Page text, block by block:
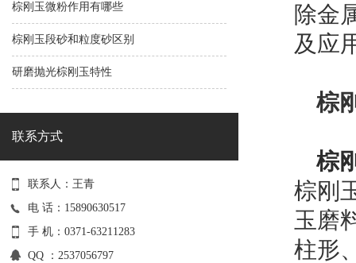
棕刚玉微粉作用有哪些
棕刚玉段砂和粒度砂区别
研磨抛光棕刚玉特性
联系方式
联系人：王青
电 话：15890630517
手 机：0371-63211283
QQ ：2537056797
除金
及应
棕
棕
棕刚
玉磨
柱形